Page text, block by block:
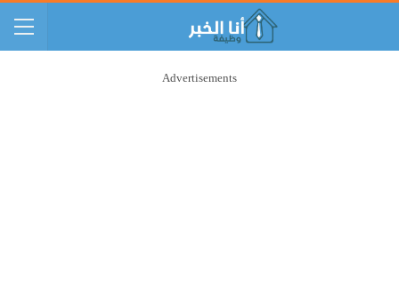
Advertisements